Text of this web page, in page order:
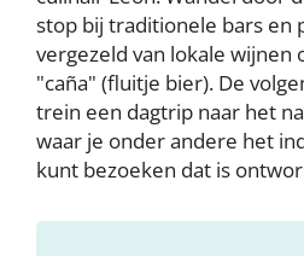
stop bij traditionele bars en
vergezeld van lokale wijnen
"caña" (fluitje bier). De
trein een dagtrip naar het
waar je onder andere het
kunt bezoeken dat is